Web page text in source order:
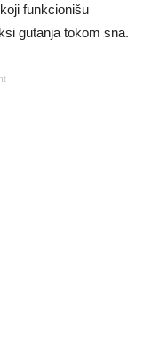
funkcionišu
gutanja tokom sna.